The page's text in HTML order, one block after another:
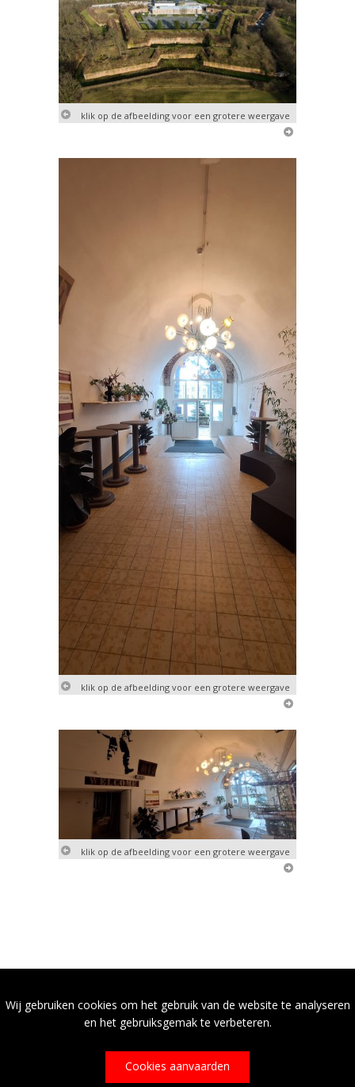
Wij gebruiken cookies om het gebruik van de website te analyseren
en het gebruiksgemak te verbeteren.
Cookies aanvaarden
klik op de afbeelding voor een grotere weergave
klik op de afbeelding voor een grotere weergave
klik op de afbeelding voor een grotere weergave